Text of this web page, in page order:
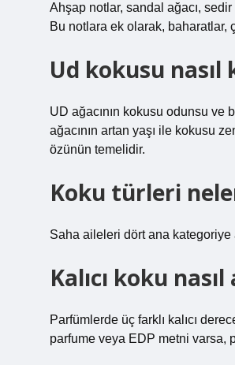
Ahşap notlar, sandal ağacı,
Bu notlara ek olarak, baharatlar,
Ud kokusu nasıl
UD ağacının kokusu odunsu ve
ağacının artan yaşı ile kokusu
özünün temelidir.
Koku türleri
Saha aileleri dört ana kategoriye
Kalıcı koku nasıl
Parfümlerde üç farklı kalıcı
parfume veya EDP metni varsa,